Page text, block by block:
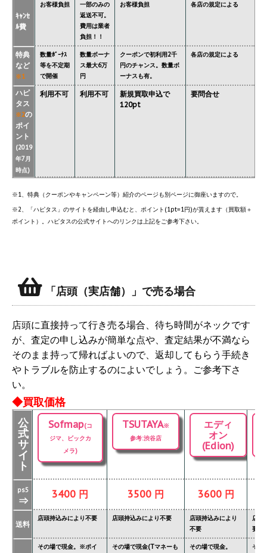
ｷｬﾝｾ
ﾙ費
お客様負担
一部のみの
返送不可。
費用は業者
負担！！
お客様負担 各店の規定による
特典
など
※1
数量ﾎﾞｰﾅｽ
等を不定期
で開催
数量ボーナ
ス最大6万
円
クーポンで初利用2千
円のチャンス。数量ボ
ーナスも有。
各店の規定による
ハピ
タス
※2の
ポイ
ント
(2019
年7月
時点)
利用不可 利用不可
新規買取申込で
120pt
要問合せ
※1、特典（クーポンやキャンペーン等）紹介のページも別ページに御座いますので。
※2、「ハピタス」のサイトを経由し申込むと、ポイント(1pt=1円)が貰えます（買取額＋
ポイント）。ハピタスの公式サイトへのリンクは上記をご参考下さい。
「店頭（実店舗）」で売る場合
店頭に直接持って行き売る場合、待ち時間がネックです
が、査定の申し込みが簡単な点や、査定結果が不満なら
そのまま持って帰ればよいので、返却してもらう手続き
やトラブルを防止するのによいでしょう。ご参考下さ
い。
◆買取価格
公
式
サ
イ
ト
Sofmap(コ
ジマ、ビックカ
メラ)
TSUTAYA※
参考:渋谷店
エディ
オン
(Edion)
ps5
⇒ 3400 円 3500 円 3600 円
送料
店頭持込みにより不要 店頭持込みにより不要
店頭持込みにより
不要
店頭
要
その場で現金。※ポイ
その場で現金(Tマネーも
その場で現金。
その